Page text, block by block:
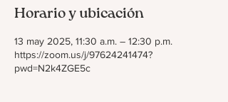
Horario y ubicación
13 may 2025, 11:30 a.m. – 12:30 p.m.
https://zoom.us/j/97624241474?
pwd=N2k4ZGE5c